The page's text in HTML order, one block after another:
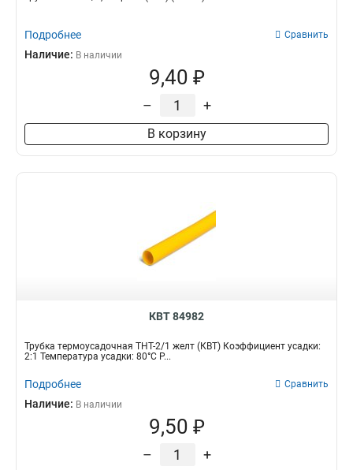
Подробнее Сравнить
Наличие: В наличии
9,40 ₽
– +
В корзину
КВТ 84982
Трубка термоусадочная ТНТ-2/1 желт (КВТ) Коэффициент усадки:
2:1 Температура усадки: 80°С Р...
Подробнее Сравнить
Наличие: В наличии
9,50 ₽
– +